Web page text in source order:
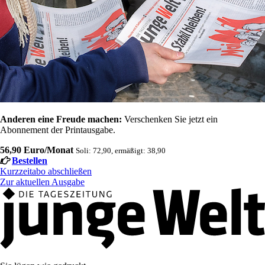
Anderen eine Freude machen: Verschenken Sie jetzt ein
Abonnement der Printausgabe.
56,90 Euro/Monat Soli: 72,90, ermäßigt: 38,90
Bestellen
Kurzzeitabo abschließen
Zur aktuellen Ausgabe